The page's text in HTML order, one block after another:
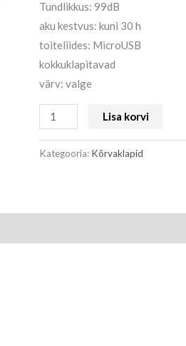
Tundlikkus: 99dB
aku kestvus: kuni 30 h
toiteliides: MicroUSB
kokkuklapitavad
värv: valge
Lisa korvi
Kategooria: Kõrvaklapid